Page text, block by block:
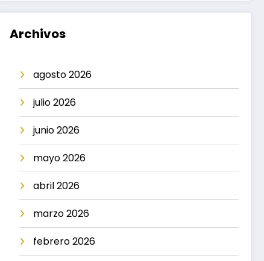
Archivos
agosto 2026
julio 2026
junio 2026
mayo 2026
abril 2026
marzo 2026
febrero 2026